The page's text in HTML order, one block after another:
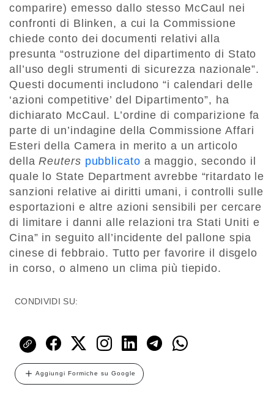
comparire) emesso dallo stesso McCaul nei
confronti di Blinken, a cui la Commissione
chiede conto dei documenti relativi alla
presunta “ostruzione del dipartimento di Stato
all’uso degli strumenti di sicurezza nazionale”.
Questi documenti includono “i calendari delle
‘azioni competitive’ del Dipartimento”, ha
dichiarato McCaul. L’ordine di comparizione fa
parte di un’indagine della Commissione Affari
Esteri della Camera in merito a un articolo
dellaReuters pubblicato a maggio, secondo il
quale lo State Department avrebbe “ritardato le
sanzioni relative ai diritti umani, i controlli sulle
esportazioni e altre azioni sensibili per cercare
di limitare i danni alle relazioni tra Stati Uniti e
Cina” in seguito all’incidente del pallone spia
cinese di febbraio. Tutto per favorire il disgelo
in corso, o almeno un clima più tiepido.
CONDIVIDI SU:
Aggiungi Formiche su Google